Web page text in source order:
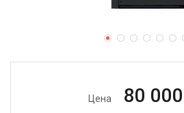
Цена 80 000